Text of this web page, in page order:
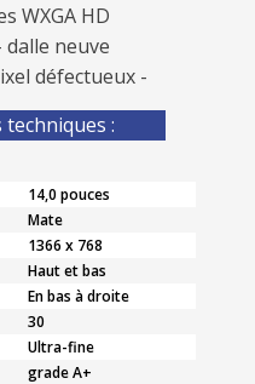
WXGA HD
dalle neuve
défectueux -
:
14,0 pouces
Mate
1366 x 768
Haut et bas
En bas à droite
30
Ultra-fine
grade A+